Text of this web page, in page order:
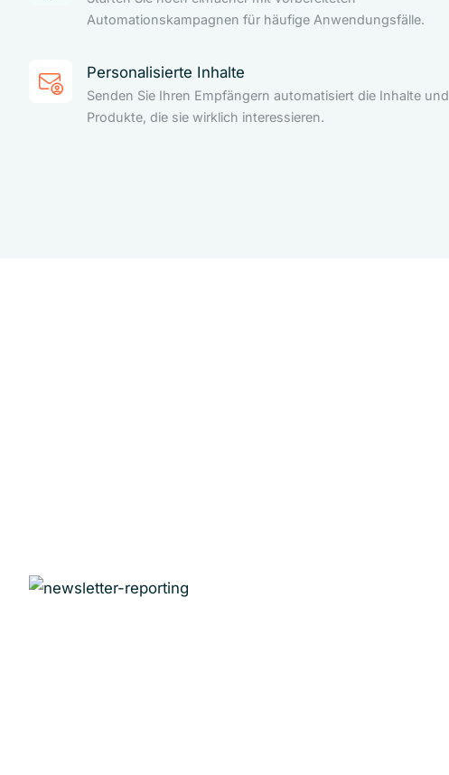
Automationskampagnen für häufige Anwendungsfälle.
Personalisierte Inhalte
Senden Sie Ihren Empfängern automatisiert die Inhalte und
Produkte, die sie wirklich interessieren.